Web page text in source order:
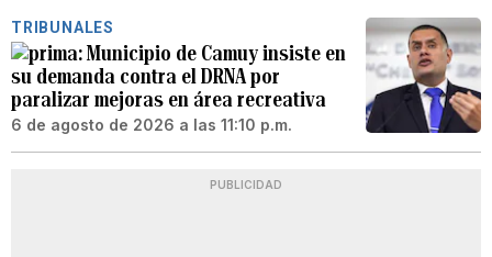
TRIBUNALES
Municipio de Camuy insiste en
su demanda contra el DRNA por
paralizar mejoras en área recreativa
6 de agosto de 2026 a las 11:10 p.m.
PUBLICIDAD